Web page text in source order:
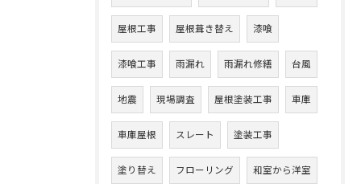
屋根工事 屋根葺き替え 漆喰
漆喰工事 雨漏れ 雨漏れ修繕 台風
地震 現場調査 屋根塗装工事 車庫
車庫屋根 スレート 塗装工事
塗り替え フローリング 和室から洋室